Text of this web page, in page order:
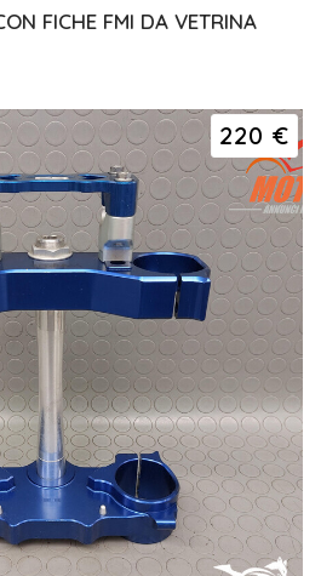
FICHE FMI DA VETRINA
220 €